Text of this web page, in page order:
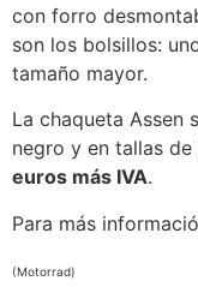
con forro
son los bolsillos:
tamaño mayor.
La chaqueta Assen
negro y en tallas de
euros más IVA.
Para más
(Motorrad)